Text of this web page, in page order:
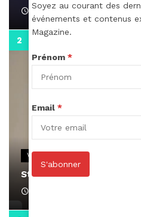
April 1, 2022
VIDEOS
Stacy passe un message
Soyez au courant des
événements et contenus
Magazine.
Prénom *
Email *
S'abonner